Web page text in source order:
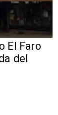
El Faro
del